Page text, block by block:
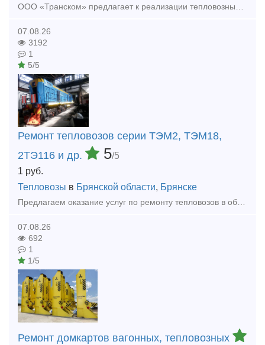
ООО «Транском» предлагает к реализации тепловозный дизель 211Д-3 (6ЧН21/21) для тепловоза ТГМ (после ТР). Дизель укомплектован коленчатым валом после шлифовки (2 град.). Ремонт осуществлялся предприя
07.08.26
3192
1
5/5
Ремонт тепловозов серии ТЭМ2, ТЭМ18,
2ТЭ116 и др.
5/5
1 руб.
Тепловозы в Брянской области, Брянске
Предлагаем оказание услуг по ремонту тепловозов в объеме ТР-3, СР и КР (текущий ремонт, средний и капитальный ремонт). Осуществляем ремонт тепловозов серии: - ТЭМ2 (ТЭМ2У, ТЭМ2УМ); - ТЭМ18 (ТЭМ18Д,
07.08.26
692
1
1/5
Ремонт домкартов вагонных, тепловозных